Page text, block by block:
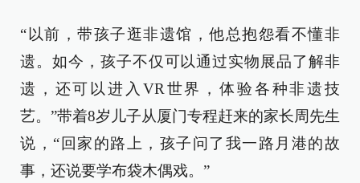
“以前，带孩子逛非遗馆，他总抱怨看不懂非
遗。如今，孩子不仅可以通过实物展品了解非
遗，还可以进入VR世界，体验各种非遗技
艺。”带着8岁儿子从厦门专程赶来的家长周先生
说，“回家的路上，孩子问了我一路月港的故
事，还说要学布袋木偶戏。”